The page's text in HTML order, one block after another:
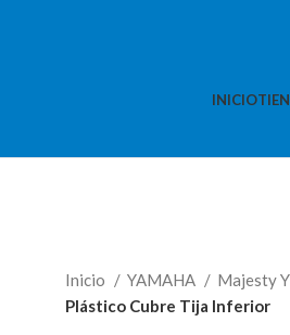
INICIO
Inicio YAMAHA
Majesty
Plástico Cubre Tija Inferior